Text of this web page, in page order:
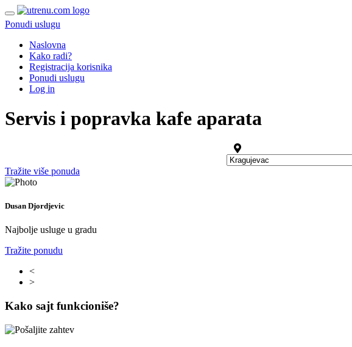
Ponudi uslugu
Naslovna
Kako radi?
Registracija korisnika
Ponudi uslugu
Log in
Servis i popravka kafe aparata
Tražite više ponuda
Dusan Djordjevic
Najbolje usluge u gradu
Tražite ponudu
<
>
Kako sajt funkcioniše?